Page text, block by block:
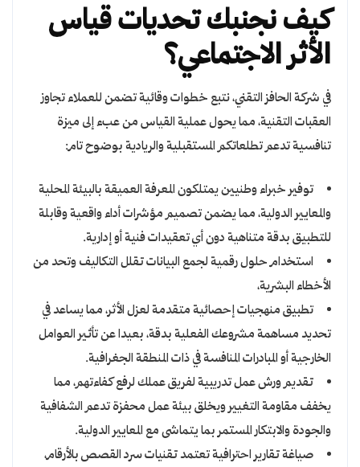
كيف نجنبك تحديات قياس
الأثر الاجتماعي؟
في شركة الحافز التقني، نتبع خطوات وقائية تضمن للعملاء تجاوز
العقبات التقنية، مما يحول عملية القياس من عبء إلى ميزة
تنافسية تدعم تطلعاتكم المستقبلية والريادية بوضوح تام:
توفير خبراء وطنيين يمتلكون المعرفة العميقة بالبيئة المحلية
والمعايير الدولية، مما يضمن تصميم مؤشرات أداء واقعية وقابلة
للتطبيق بدقة متناهية دون أي تعقيدات فنية أو إدارية.
استخدام حلول رقمية لجمع البيانات تقلل التكاليف وتحد من
الأخطاء البشرية،
تطبيق منهجيات إحصائية متقدمة لعزل الأثر، مما يساعد في
تحديد مساهمة مشروعك الفعلية بدقة، بعيدا عن تأثير العوامل
الخارجية أو المبادرات المنافسة في ذات المنطقة الجغرافية.
تقديم ورش عمل تدريبية لفريق عملك لرفع كفاءتهم، مما
يخفف مقاومة التغيير ويخلق بيئة عمل محفزة تدعم الشفافية
والجودة والابتكار المستمر بما يتماشى مع المعايير الدولية.
صياغة تقارير احترافية تعتمد تقنيات سرد القصص بالأرقام،